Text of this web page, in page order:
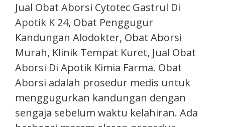
Jual Obat Aborsi Cytotec Gastrul Di
Apotik K 24, Obat Penggugur
Kandungan Alodokter, Obat Aborsi
Murah, Klinik Tempat Kuret, Jual Obat
Aborsi Di Apotik Kimia Farma.​ Obat
Aborsi adalah prosedur medis untuk
menggugurkan kandungan dengan
sengaja sebelum waktu kelahiran. Ada